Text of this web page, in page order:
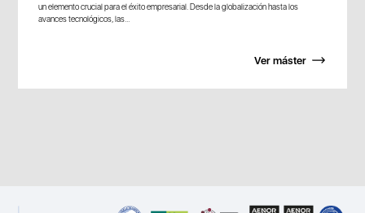
un elemento crucial para el éxito empresarial. Desde la globalización hasta los
avances tecnológicos, las...
Ver máster